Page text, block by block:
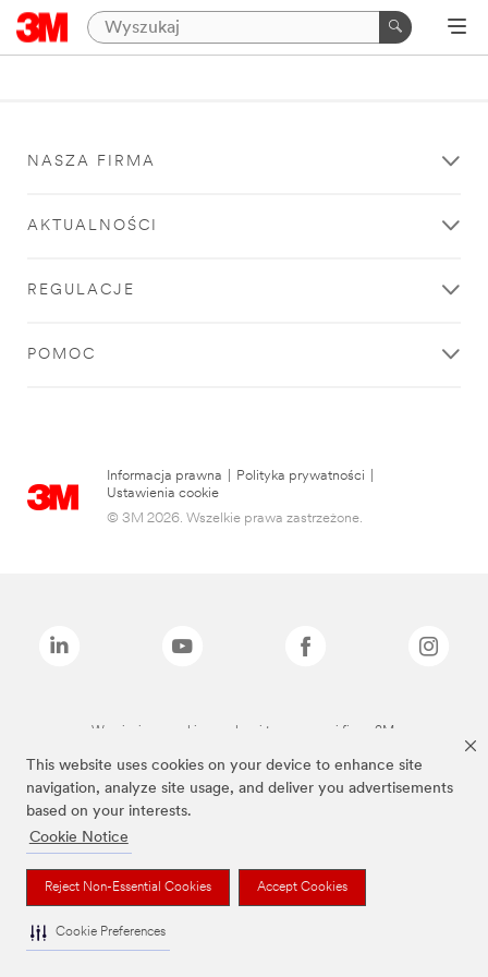
This website uses cookies on your device to enhance site
navigation, analyze site usage, and deliver you advertisements
based on your interests.
Cookie Notice
Reject Non-Essential Cookies Accept Cookies
Cookie Preferences
NASZA FIRMA
AKTUALNOŚCI
REGULACJE
POMOC
Informacja prawna Polityka prywatności
Ustawienia cookie
© 3M 2026. Wszelkie prawa zastrzeżone.
Wymienione marki są znakami towarowymi firmy 3M.